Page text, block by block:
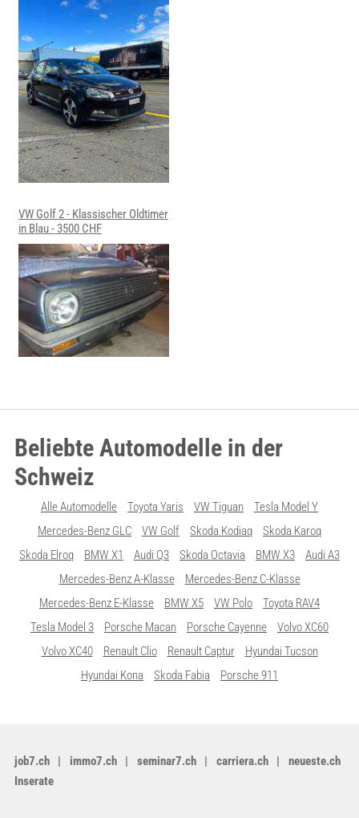
VW Golf 2 - Klassischer Oldtimer
in Blau - 3500 CHF
Beliebte Automodelle in der
Schweiz
Alle Automodelle Toyota Yaris VW Tiguan
Tesla Model Y
Mercedes-Benz GLC
VW Golf Skoda Kodiaq
Skoda Karoq
Skoda Elroq
BMW X1 Audi Q3 Skoda Octavia BMW X3
Audi A3
Mercedes-Benz A-Klasse
Mercedes-Benz C-Klasse
Mercedes-Benz E-Klasse
BMW X5 VW Polo
Toyota RAV4
Tesla Model 3
Porsche Macan Porsche Cayenne
Volvo XC60
Volvo XC40
Renault Clio Renault Captur
Hyundai Tucson
Hyundai Kona
Skoda Fabia Porsche 911
job7.ch immo7.ch seminar7.ch carriera.ch
neueste.ch
Inserate